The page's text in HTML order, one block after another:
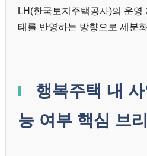
LH(한국토지주택공사)의 운영
태를 반영하는 방향으로 세분
행복주택 내
능 여부 핵심 브